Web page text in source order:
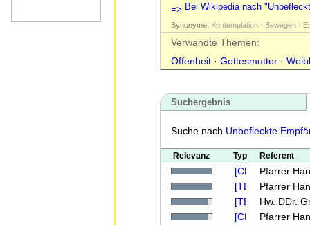
Bei Wikipedia nach
Synonyme: Kontemplation · Bewegen ·
Verwandte Themen:
Offenheit· Gottesmutter·
Suchergebnis
Suche nach Unbefleckte
Relevanz Typ Referent
Pfarrer
Pfarrer
Hw. DDr.
Pfarrer